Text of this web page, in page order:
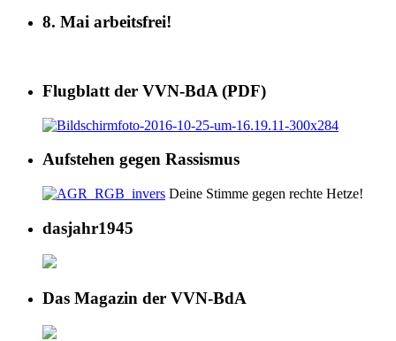
8. Mai arbeitsfrei!
Flugblatt der VVN-BdA (PDF)
Aufstehen gegen Rassismus
Deine Stimme gegen rechte Hetze!
dasjahr1945
Das Magazin der VVN-BdA